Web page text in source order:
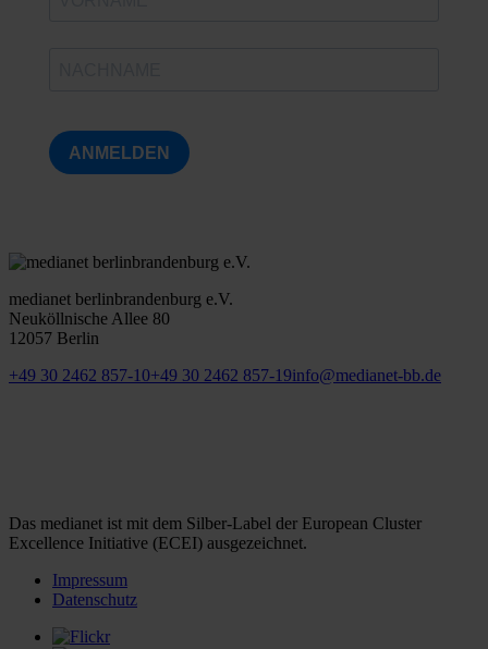
ANMELDEN
medianet berlinbrandenburg e.V.
Neuköllnische Allee 80
12057 Berlin
+49 30 2462 857-10+49 30 2462 857-19info@medianet-bb.de
Das medianet ist mit dem Silber-Label der European Cluster
Excellence Initiative (ECEI) ausgezeichnet.
Impressum
Datenschutz